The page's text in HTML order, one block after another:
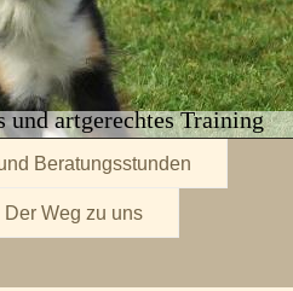
artgerechtes Training
Beratungsstunden
Der Weg zu uns